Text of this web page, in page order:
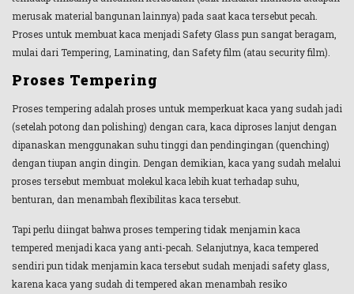
merusak material bangunan lainnya) pada saat kaca tersebut pecah.
Proses untuk membuat kaca menjadi Safety Glass pun sangat beragam,
mulai dari Tempering, Laminating, dan Safety film (atau security film).
Proses Tempering
Proses tempering adalah proses untuk memperkuat kaca yang sudah jadi
(setelah potong dan polishing) dengan cara, kaca diproses lanjut dengan
dipanaskan menggunakan suhu tinggi dan pendingingan (quenching)
dengan tiupan angin dingin. Dengan demikian, kaca yang sudah melalui
proses tersebut membuat molekul kaca lebih kuat terhadap suhu,
benturan, dan menambah flexibilitas kaca tersebut.
Tapi perlu diingat bahwa proses tempering tidak menjamin kaca
tempered menjadi kaca yang anti-pecah. Selanjutnya, kaca tempered
sendiri pun tidak menjamin kaca tersebut sudah menjadi safety glass,
karena kaca yang sudah di tempered akan menambah resiko